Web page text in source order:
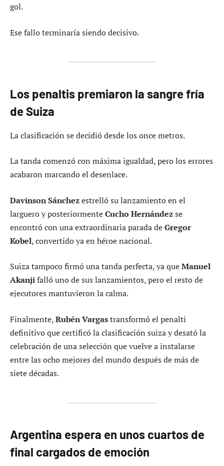
gol.
Ese fallo terminaría siendo decisivo.
Los penaltis premiaron la sangre fría
de Suiza
La clasificación se decidió desde los once metros.
La tanda comenzó con máxima igualdad, pero los errores
acabaron marcando el desenlace.
Davinson Sánchezestrelló su lanzamiento en el
larguero y posteriormenteCucho Hernándezse
encontró con una extraordinaria parada deGregor
Kobel, convertido ya en héroe nacional.
Suiza tampoco firmó una tanda perfecta, ya queManuel
Akanjifalló uno de sus lanzamientos, pero el resto de
ejecutores mantuvieron la calma.
Finalmente,Rubén Vargastransformó el penalti
definitivo que certificó la clasificación suiza y desató la
celebración de una selección que vuelve a instalarse
entre las ocho mejores del mundo después de más de
siete décadas.
Argentina espera en unos cuartos de
final cargados de emoción